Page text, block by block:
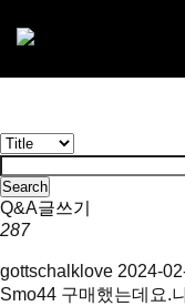
Search
Q&A글쓰기
287
gottschalklove 2024-
Smo44 구매했는데요.